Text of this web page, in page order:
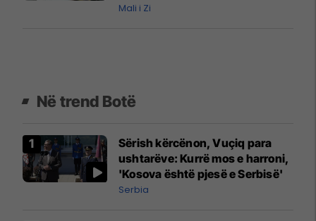
Mali i Zi
Në trend Botë
Sërish kërcënon, Vuçiq para
ushtarëve: Kurrë mos e harroni,
'Kosova është pjesë e Serbisë'
Serbia